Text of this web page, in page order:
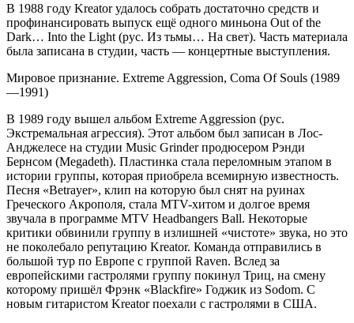
В 1988 году Kreator удалось собрать достаточно средств и
профинансировать выпуск ещё одного миньона Out of the
Dark… Into the Light (рус. Из тьмы… На свет). Часть материала
была записана в студии, часть — концертные выступления.
Мировое признание. Extreme Aggression, Coma Of Souls (1989
—1991)
В 1989 году вышел альбом Extreme Aggression (рус.
Экстремальная агрессия). Этот альбом был записан в Лос-
Анджелесе на студии Music Grinder продюсером Рэнди
Бернсом (Megadeth). Пластинка стала переломным этапом в
истории группы, которая приобрела всемирную известность.
Песня «Betrayer», клип на которую был снят на руинах
Греческого Акрополя, стала MTV-хитом и долгое время
звучала в программе MTV Headbangers Ball. Некоторые
критики обвинили группу в излишней «чистоте» звука, но это
не поколебало репутацию Kreator. Команда отправились в
большой тур по Европе с группой Raven. Вслед за
европейскими гастролями группу покинул Триц, на смену
которому пришёл Фрэнк «Blackfire» Годжик из Sodom. C
новым гитаристом Kreator поехали с гастролями в США.